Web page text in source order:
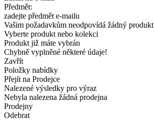
Předmět:
zadejte předmět e-mailu
Vašim požadavkům neodpovídá žádný produkt
Vyberte produkt nebo kolekci
Produkt již máte vybrán
Chybně vyplněné některé údaje!
Zavřít
Položky nabídky
Přejít na Prodejce
Nalezené výsledky pro výraz
Nebyla nalezena žádná prodejna
Prodejny
Odebrat